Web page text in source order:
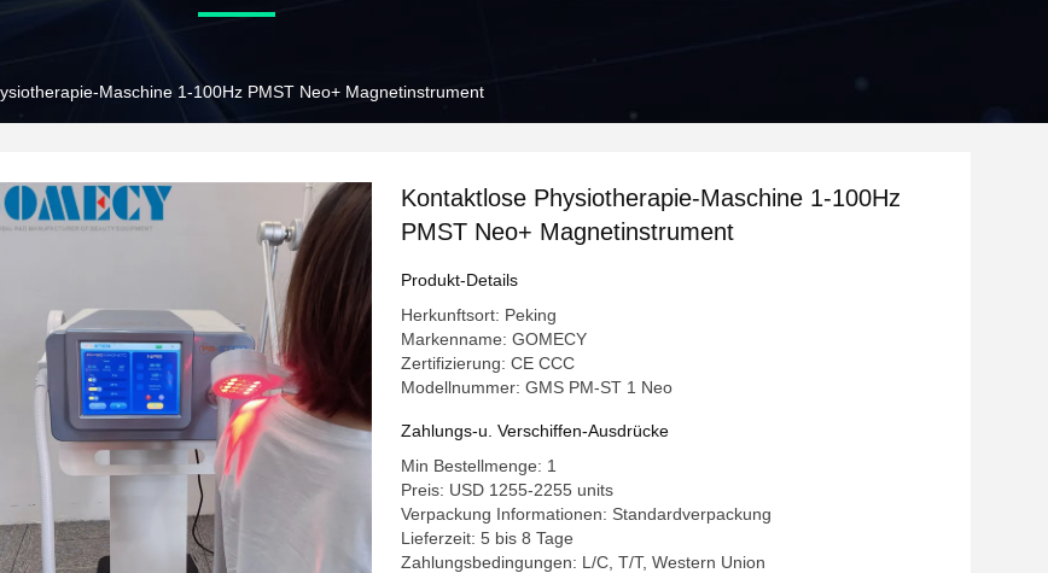
Maschine 1-100Hz PMST Neo+ Magnetinstrument
Kontaktlose Physiotherapie-Maschine 1-100Hz
PMST Neo+ Magnetinstrument
Produkt-Details
Herkunftsort: Peking
Markenname: GOMECY
Zertifizierung: CE CCC
Modellnummer: GMS PM-ST 1 Neo
Zahlungs-u. Verschiffen-Ausdrücke
Min Bestellmenge: 1
Preis: USD 1255-2255 units
Verpackung Informationen: Standardverpackung
Lieferzeit: 5 bis 8 Tage
Zahlungsbedingungen: L/C, T/T, Western Union